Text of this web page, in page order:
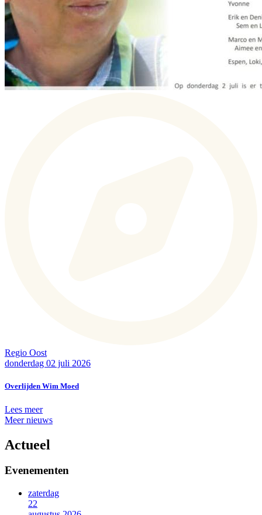
Regio Oost
donderdag 02 juli 2026
Overlijden Wim Moed
Lees meer
Meer nieuws
Actueel
Evenementen
zaterdag
22